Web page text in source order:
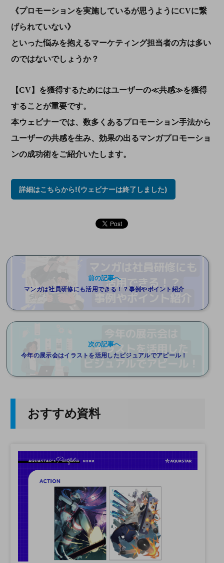
《プロモーションを実施しているが思うようにCVに繋
げられていない》
といった悩みを抱えるマーケティング担当者の方は多い
のではないでしょうか？
【CV】を獲得するためにはユーザーの≪共感≫を獲得
することが重要です。
本ウェビナーでは、数多くあるプロモーション手法から
ユーザーの共感を生み、効果の出るマンガプロモーショ
ンの成功術をご紹介いたします。
詳細はこちらから!(ウェビナーは終了しました)
前の記事へ
マンガは社員研修にも活用できる！？事例やポイント紹介
次の記事へ
今年の展示会はイラストを活用したビジュアルでアピール！
おすすめ資料